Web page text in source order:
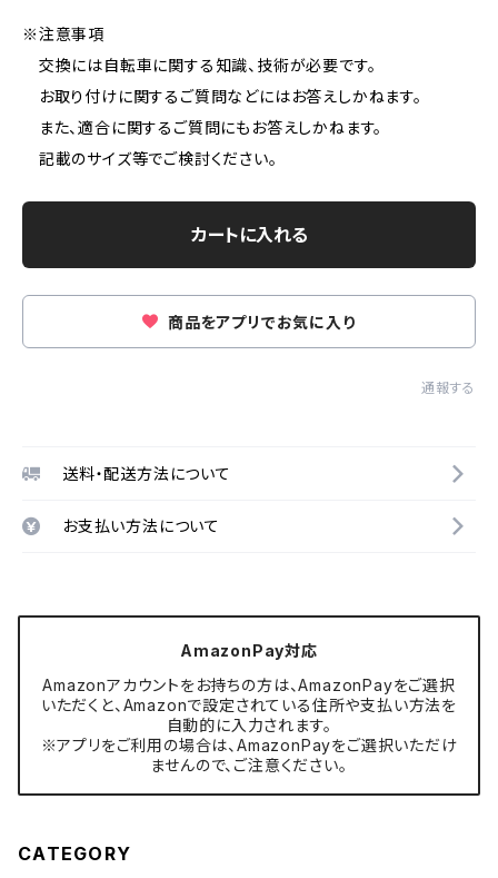
※注意事項
交換には自転車に関する知識、技術が必要です。
お取り付けに関するご質問などにはお答えしかねます。
また、適合に関するご質問にもお答えしかねます。
記載のサイズ等でご検討ください。
カートに入れる
商品をアプリでお気に入り
通報する
送料・配送方法について
お支払い方法について
AmazonPay対応
Amazonアカウントをお持ちの方は、AmazonPayをご選択
いただくと、Amazonで設定されている住所や支払い方法を
自動的に入力されます。
※アプリをご利用の場合は、AmazonPayをご選択いただけ
ませんので、ご注意ください。
CATEGORY